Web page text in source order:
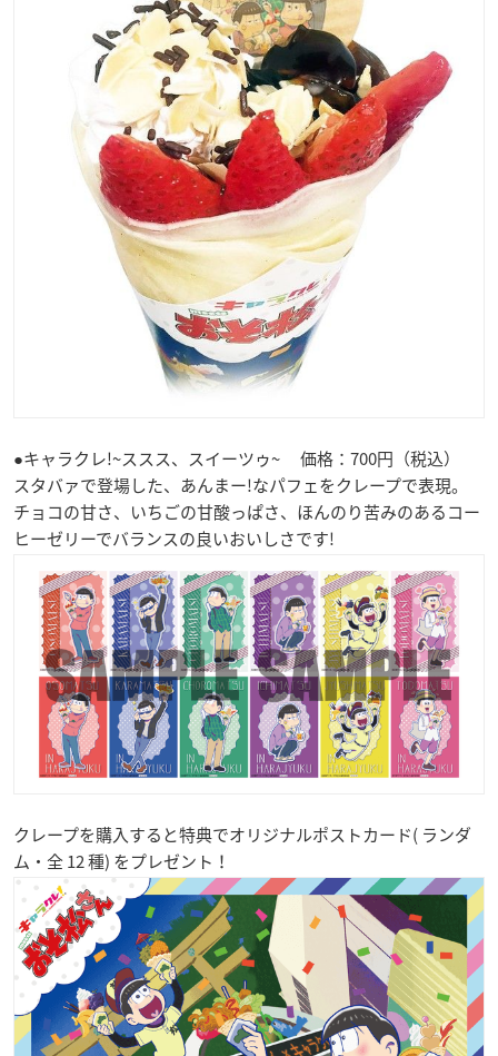
●キャラクレ!~ススス、スイーツゥ~ 価格：700円（税込）
スタバァで登場した、あんまー!なパフェをクレープで表現。
チョコの甘さ、いちごの甘酸っぱさ、ほんのり苦みのあるコー
ヒーゼリーでバランスの良いおいしさです!
クレープを購入すると特典でオリジナルポストカード( ランダ
ム・全 12 種) をプレゼント！